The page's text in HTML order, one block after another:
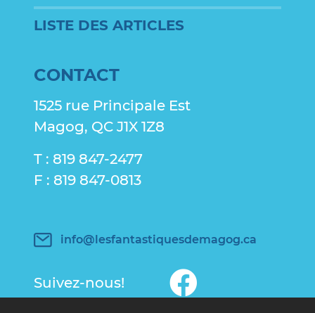
LISTE DES ARTICLES
CONTACT
1525 rue Principale Est
Magog, QC J1X 1Z8
T : 819 847-2477
F : 819 847-0813
info@lesfantastiquesdemagog.ca
Suivez-nous!